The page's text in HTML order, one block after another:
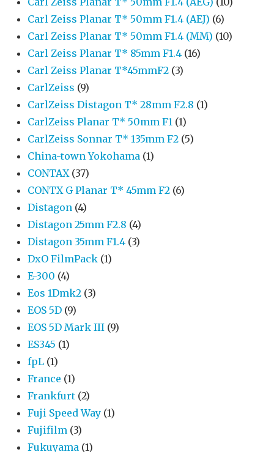
Carl Zeiss Planar T* 50mm F1.4 (AEJ) (6)
Carl Zeiss Planar T* 50mm F1.4 (MM) (10)
Carl Zeiss Planar T* 85mm F1.4 (16)
Carl Zeiss Planar T*45mmF2 (3)
CarlZeiss (9)
CarlZeiss Distagon T* 28mm F2.8 (1)
CarlZeiss Planar T* 50mm F1 (1)
CarlZeiss Sonnar T* 135mm F2 (5)
China-town Yokohama (1)
CONTAX (37)
CONTX G Planar T* 45mm F2 (6)
Distagon (4)
Distagon 25mm F2.8 (4)
Distagon 35mm F1.4 (3)
DxO FilmPack (1)
E-300 (4)
Eos 1Dmk2 (3)
EOS 5D (9)
EOS 5D Mark III (9)
ES345 (1)
fpL (1)
France (1)
Frankfurt (2)
Fuji Speed Way (1)
Fujifilm (3)
Fukuyama (1)